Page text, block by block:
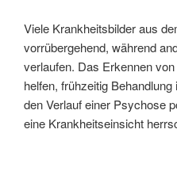
Viele Krankheitsbilder aus
vorrübergehend, während
verlaufen. Das Erkennen
helfen, frühzeitig
den Verlauf einer Psychose
eine Krankheitseinsicht